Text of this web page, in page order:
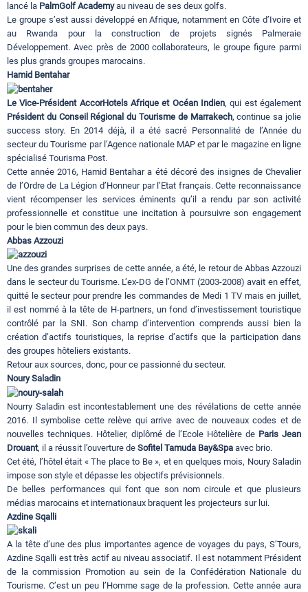
lancé la PalmGolf Academyau niveau de ses deux golfs.
Le groupe s’est aussi développé en Afrique, notamment en Côte d’Ivoire et
au Rwanda pour la construction de projets signés Palmeraie
Développement. Avec près de 2000 collaborateurs, le groupe figure parmi
les plus grands groupes marocains.
Hamid Bentahar
Le Vice-Président AccorHotels Afrique et Océan Indien, qui est également
Président du Conseil Régional du Tourisme de Marrakech, continue sa jolie
success story. En 2014 déjà, il a été sacré Personnalité de l’Année du
secteur du Tourisme par l’Agence nationale MAP et par le magazine en ligne
spécialisé Tourisma Post.
Cette année 2016, Hamid Bentahar a été décoré des insignes de Chevalier
de l’Ordre de La Légion d’Honneur par l’Etat français. Cette reconnaissance
vient récompenser les services éminents qu’il a rendu par son activité
professionnelle et constitue une incitation à poursuivre son engagement
pour le bien commun des deux pays.
Abbas Azzouzi
Une des grandes surprises de cette année, a été, le retour de Abbas Azzouzi
dans le secteur du Tourisme. L’ex-DG de l’ONMT (2003-2008) avait en effet,
quitté le secteur pour prendre les commandes de Medi 1 TV mais en juillet,
il est nommé à la tête de H-partners, un fond d’investissement touristique
contrôlé par la SNI. Son champ d’intervention comprends aussi bien la
création d’actifs touristiques, la reprise d’actifs que la participation dans
des groupes hôteliers existants.
Retour aux sources, donc, pour ce passionné du secteur.
Noury Saladin
Nourry Saladin est incontestablement une des révélations de cette année
2016. Il symbolise cette relève qui arrive avec de nouveaux codes et de
nouvelles techniques. Hôtelier, diplômé de l’Ecole Hôtelière de Paris Jean
Drouant, il a réussit l’ouverture de Sofitel Tamuda Bay&Spa avec brio.
Cet été, l’hôtel était « The place to Be », et en quelques mois, Noury Saladin
impose son style et dépasse les objectifs prévisionnels.
De belles performances qui font que son nom circule et que plusieurs
médias marocains et internationaux braquent les projecteurs sur lui.
Azdine Sqalli
A la tête d’une des plus importantes agence de voyages du pays, S’Tours,
Azdine Sqalli est très actif au niveau associatif. Il est notamment Président
de la commission Promotion au sein de la Confédération Nationale du
Tourisme. C’est un peu l’Homme sage de la profession. Cette année aura